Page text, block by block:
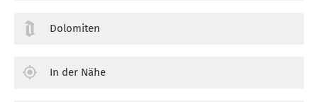
Dolomiten
In der Nähe